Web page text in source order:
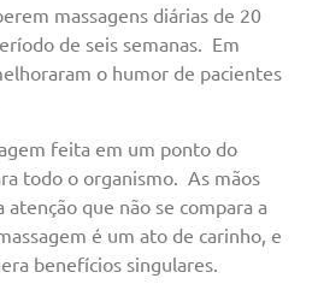
massagens diárias de 20
de seis semanas. Em
o humor de pacientes
feita em um ponto do
todo o organismo. As mãos
que não se compara a
é um ato de carinho, e
benefícios singulares.